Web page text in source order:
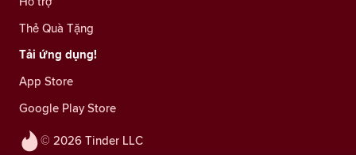
© 2026 Tinder LLC
Thẻ Quà Tặng
Tải ứng dụng!
App Store
Google Play Store